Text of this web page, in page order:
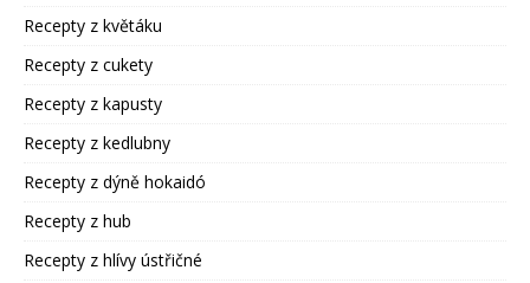
Recepty z květáku
Recepty z cukety
Recepty z kapusty
Recepty z kedlubny
Recepty z dýně hokaidó
Recepty z hub
Recepty z hlívy ústřičné